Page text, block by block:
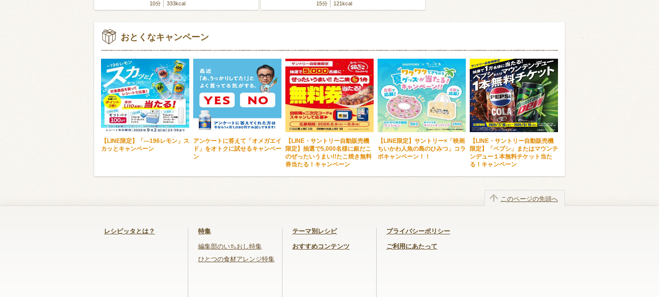
10分 333kcal 15分 121kcal
おとくなキャンペーン
【LINE限定】「―196レモン」ス
カッとキャンペーン
アンケートに答えて「オメガエイ
ド」をオトクに試せるキャンペー
ン
【LINE・サントリー自動販売機
限定】抽選で5,000名様に銀だこ
のぜったいうまい!!たこ焼き無料
券当たる！キャンペーン
【LINE限定】サントリー×「映画
ちいかわ人魚の島のひみつ」コラ
ボキャンペーン！！
【LINE・サントリー自動販売機
限定】「ペプシ」またはマウンテ
ンデュー１本無料チケット当た
る！キャンペーン
レシピッタとは？ 特集
編集部のいちおし特集
ひとつの食材アレンジ特集
テーマ別レシピ
おすすめコンテンツ
プライバシーポリシー
ご利用にあたって
このページの先頭へ